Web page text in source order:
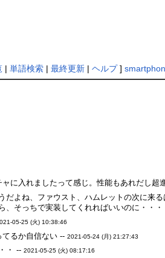
| 単語検索| 最終更新| ヘルプ]
に入れましたって感じ。性能もあれだし超
だよね、ファウスト、ハムレットの次に来
、そっちで実装してくれればいいのに・・
05-25 (火) 10:38:46
るか自信ない --2021-05-24 (月) 21:27:43
・ --2021-05-25 (火) 08:17:16